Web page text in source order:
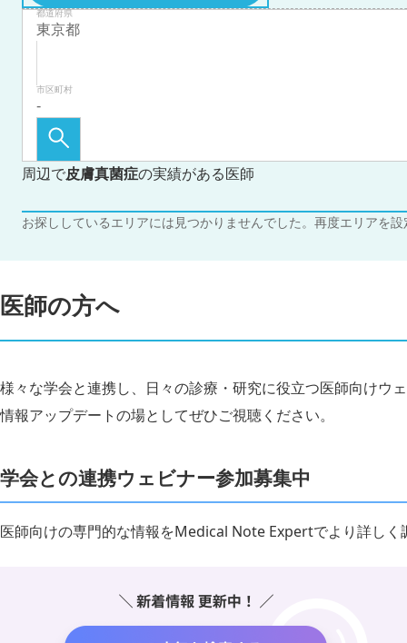
都道府県
市区町村
周辺で皮膚真菌症の実績がある医師
お探ししているエリアには見つかりませんでした。再度エリアを
医師の方へ
様々な学会と連携し、日々の診療・研究に役立つ医師向けウ
情報アップデートの場としてぜひご視聴ください。
学会との連携ウェビナー参加募集中
医師向けの専門的な情報をMedical Note Expertでより詳しく